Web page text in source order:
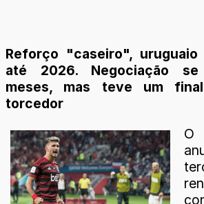
Reforço "caseiro", uruguaio
até 2026. Negociação
meses, mas teve um
torcedor